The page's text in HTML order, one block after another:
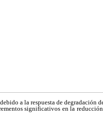
a la respuesta de degradación
significativos en la reducción